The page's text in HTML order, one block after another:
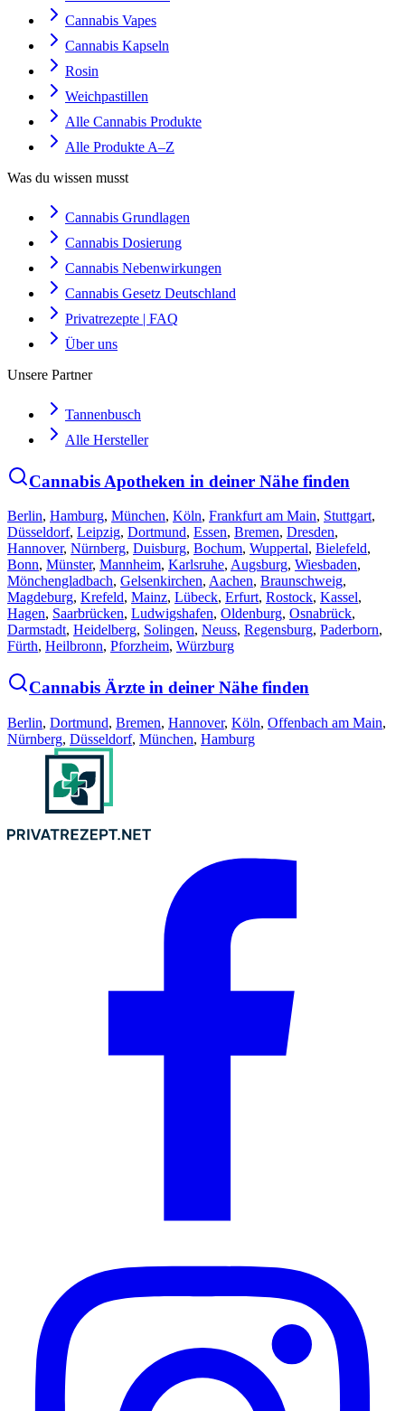
Cannabis Vapes
Cannabis Kapseln
Rosin
Weichpastillen
Alle Cannabis Produkte
Alle Produkte A–Z
Was du wissen musst
Cannabis Grundlagen
Cannabis Dosierung
Cannabis Nebenwirkungen
Cannabis Gesetz Deutschland
Privatrezepte | FAQ
Über uns
Unsere Partner
Tannenbusch
Alle Hersteller
Cannabis Apotheken in deiner Nähe finden
Berlin, Hamburg, München, Köln, Frankfurt am Main, Stuttgart,
Düsseldorf, Leipzig, Dortmund, Essen, Bremen, Dresden,
Hannover, Nürnberg, Duisburg, Bochum, Wuppertal, Bielefeld,
Bonn, Münster, Mannheim, Karlsruhe, Augsburg, Wiesbaden,
Mönchengladbach, Gelsenkirchen, Aachen, Braunschweig,
Magdeburg, Krefeld, Mainz, Lübeck, Erfurt, Rostock, Kassel,
Hagen, Saarbrücken, Ludwigshafen, Oldenburg, Osnabrück,
Darmstadt, Heidelberg, Solingen, Neuss, Regensburg, Paderborn,
Fürth, Heilbronn, Pforzheim, Würzburg
Cannabis Ärzte in deiner Nähe finden
Berlin, Dortmund, Bremen, Hannover, Köln, Offenbach am Main,
Nürnberg, Düsseldorf, München, Hamburg